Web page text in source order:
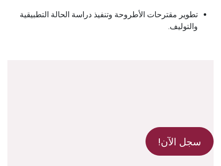
تطوير مقترحات الأطروحة وتنفيذ دراسة الحالة التطبيقية
والتوليف.
سجل الآن!